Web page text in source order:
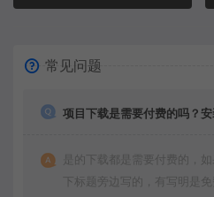
常见问题
项目下载是需要付费的吗？安
是的下载都是需要付费的，
下标题旁边写的，有写明是